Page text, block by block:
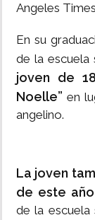
Angeles
En su
de la escuela
joven de
Noelle” en
angelino.
La joven
de este año
de la escuela